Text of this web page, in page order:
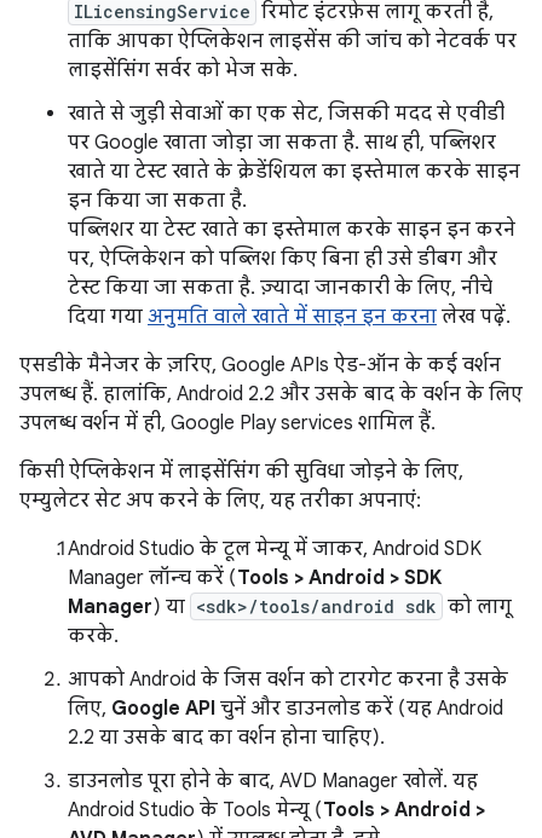
ILicensingService रिमोट इंटरफ़ेस लागू करती है,
ताकि आपका ऐप्लिकेशन लाइसेंस की जांच को नेटवर्क पर
लाइसेंसिंग सर्वर को भेज सके.
खाते से जुड़ी सेवाओं का एक सेट, जिसकी मदद से एवीडी
पर Google खाता जोड़ा जा सकता है. साथ ही, पब्लिशर
खाते या टेस्ट खाते के क्रेडेंशियल का इस्तेमाल करके साइन
इन किया जा सकता है.
पब्लिशर या टेस्ट खाते का इस्तेमाल करके साइन इन करने
पर, ऐप्लिकेशन को पब्लिश किए बिना ही उसे डीबग और
टेस्ट किया जा सकता है. ज़्यादा जानकारी के लिए, नीचे
दिया गया अनुमति वाले खाते में साइन इन करना लेख पढ़ें.
एसडीके मैनेजर के ज़रिए, Google APIs ऐड-ऑन के कई वर्शन
उपलब्ध हैं. हालांकि, Android 2.2 और उसके बाद के वर्शन के लिए
उपलब्ध वर्शन में ही, Google Play services शामिल हैं.
किसी ऐप्लिकेशन में लाइसेंसिंग की सुविधा जोड़ने के लिए,
एम्युलेटर सेट अप करने के लिए, यह तरीका अपनाएं:
Android Studio के टूल मेन्यू में जाकर, Android SDK
Manager लॉन्च करें (Tools > Android > SDK
Manager) या <sdk>/tools/android sdk को लागू
करके.
आपको Android के जिस वर्शन को टारगेट करना है उसके
लिए, Google API चुनें और डाउनलोड करें (यह Android
2.2 या उसके बाद का वर्शन होना चाहिए).
डाउनलोड पूरा होने के बाद, AVD Manager खोलें. यह
Android Studio के Tools मेन्यू (Tools > Android >